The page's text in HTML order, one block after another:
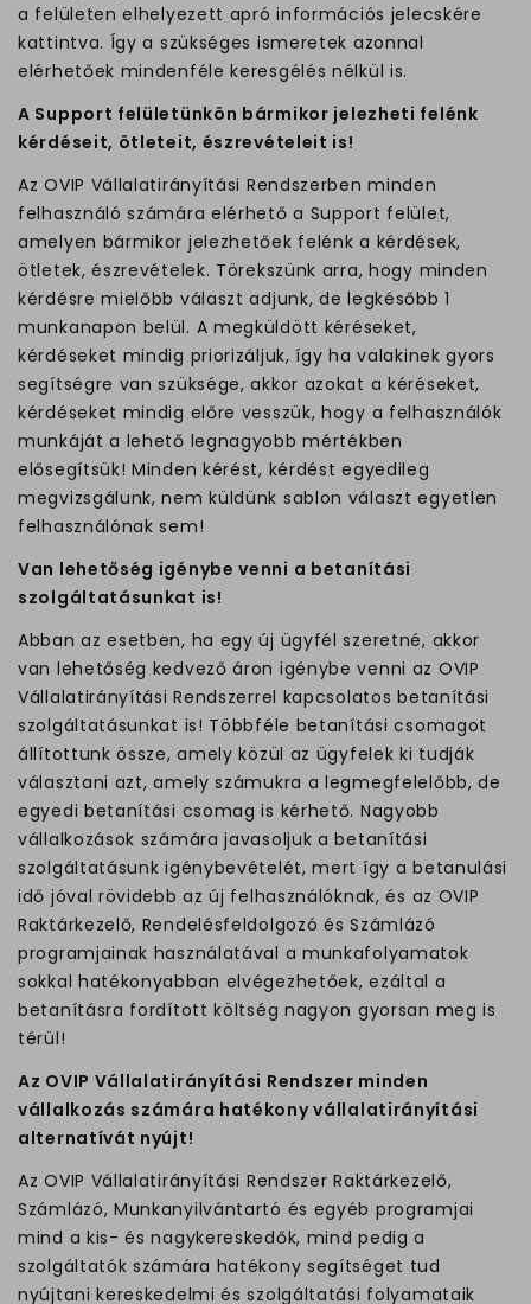
a felületen elhelyezett apró információs jelecskére
kattintva. Így a szükséges ismeretek azonnal
elérhetőek mindenféle keresgélés nélkül is.
A Support felületünkön bármikor jelezheti felénk
kérdéseit, ötleteit, észrevételeit is!
Az OVIP Vállalatirányítási Rendszerben minden
felhasználó számára elérhető a Support felület,
amelyen bármikor jelezhetőek felénk a kérdések,
ötletek, észrevételek. Törekszünk arra, hogy minden
kérdésre mielőbb választ adjunk, de legkésőbb 1
munkanapon belül. A megküldött kéréseket,
kérdéseket mindig priorizáljuk, így ha valakinek gyors
segítségre van szüksége, akkor azokat a kéréseket,
kérdéseket mindig előre vesszük, hogy a felhasználók
munkáját a lehető legnagyobb mértékben
elősegítsük! Minden kérést, kérdést egyedileg
megvizsgálunk, nem küldünk sablon választ egyetlen
felhasználónak sem!
Van lehetőség igénybe venni a betanítási
szolgáltatásunkat is!
Abban az esetben, ha egy új ügyfél szeretné, akkor
van lehetőség kedvező áron igénybe venni az OVIP
Vállalatirányítási Rendszerrel kapcsolatos betanítási
szolgáltatásunkat is! Többféle betanítási csomagot
állítottunk össze, amely közül az ügyfelek ki tudják
választani azt, amely számukra a legmegfelelőbb, de
egyedi betanítási csomag is kérhető. Nagyobb
vállalkozások számára javasoljuk a betanítási
szolgáltatásunk igénybevételét, mert így a betanulási
idő jóval rövidebb az új felhasználóknak, és az OVIP
Raktárkezelő, Rendelésfeldolgozó és Számlázó
programjainak használatával a munkafolyamatok
sokkal hatékonyabban elvégezhetőek, ezáltal a
betanításra fordított költség nagyon gyorsan meg is
térül!
Az OVIP Vállalatirányítási Rendszer minden
vállalkozás számára hatékony vállalatirányítási
alternatívát nyújt!
Az OVIP Vállalatirányítási Rendszer Raktárkezelő,
Számlázó, Munkanyilvántartó és egyéb programjai
mind a kis- és nagykereskedők, mind pedig a
szolgáltatók számára hatékony segítséget tud
nyújtani kereskedelmi és szolgáltatási folyamataik